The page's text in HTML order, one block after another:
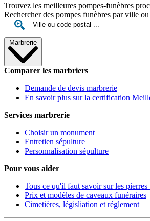
Trouvez les meilleures pompes-funèbres
Rechercher des pompes funèbres par ville
Marbrerie
Comparer les marbriers
Demande de devis marbrerie
En savoir plus sur la certification
Services marbrerie
Choisir un monument
Entretien sépulture
Personnalisation sépulture
Pour vous aider
Tous ce qu'il faut savoir sur les pierres
Prix et modèles de caveaux funéraires
Cimetières, législiation et réglement